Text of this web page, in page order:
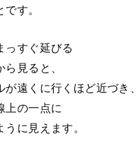
です。
っすぐ延びる
見ると、
が遠くに行くほど近づき、
上の一点に
に見えます。